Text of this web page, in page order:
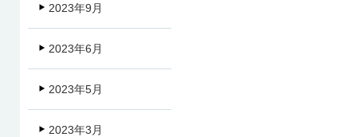
2023年9月
2023年6月
2023年5月
2023年3月